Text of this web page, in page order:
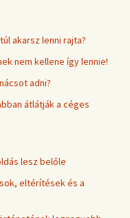
akarsz lenni rajta?
nem kellene így lennie!
adni?
átlátják a céges
lesz belőle
eltérítések és a